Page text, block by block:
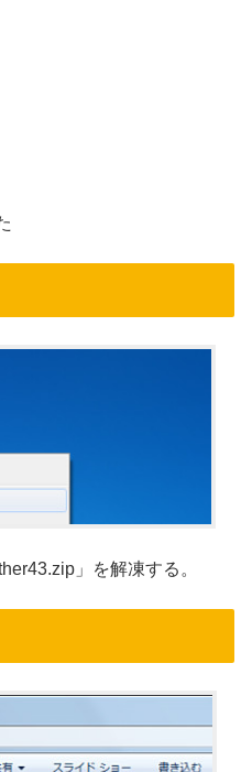
」を解凍する。